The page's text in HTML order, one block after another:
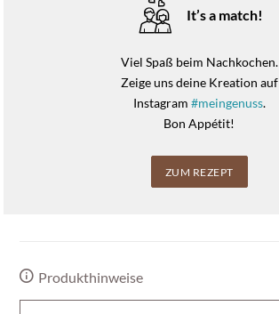
It’s a match!
Viel Spaß beim Nachkochen.
Zeige uns deine Kreation auf
Instagram #meingenuss.
Bon Appétit!
ZUM REZEPT
Produkthinweise